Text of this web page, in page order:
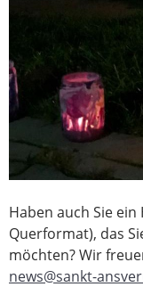
Haben auch Sie
Querformat), das
möchten? Wir
news@sankt-